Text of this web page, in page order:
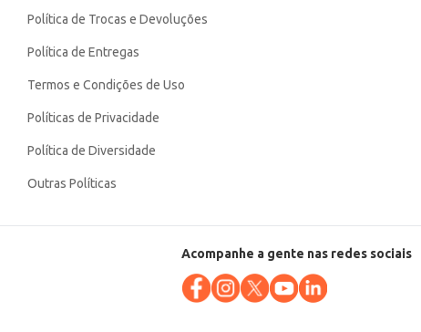
Política de Trocas e Devoluções
Política de Entregas
Termos e Condições de Uso
Políticas de Privacidade
Política de Diversidade
Outras Políticas
Acompanhe a gente nas redes sociais